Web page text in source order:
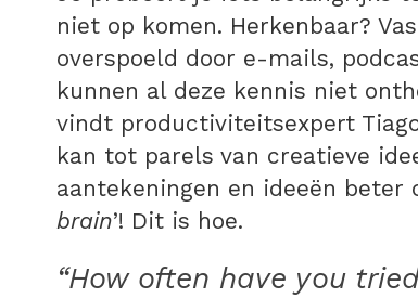
niet op komen. Herkenbaar?
overspoeld door e-mails,
kunnen al deze kennis niet
vindt productiviteitsexpert
kan tot parels van creatieve
aantekeningen en ideeën beter
brain’! Dit is hoe.
“How often have you